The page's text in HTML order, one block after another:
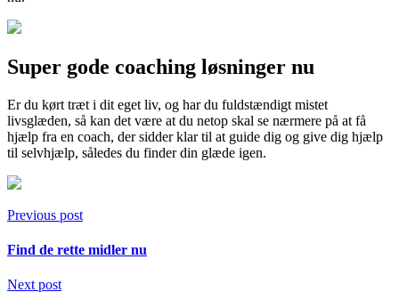
Super gode coaching løsninger nu
Er du kørt træt i dit eget liv, og har du fuldstændigt mistet
livsglæden, så kan det være at du netop skal se nærmere på at få
hjælp fra en coach, der sidder klar til at guide dig og give dig hjælp
til selvhjælp, således du finder din glæde igen.
Previous post
Find de rette midler nu
Next post